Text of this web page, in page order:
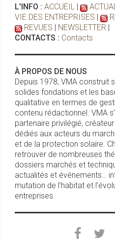
L'INFO : ACCUEIL |
VIE DES ENTREPRISES |
REVUES | NEWSLETTER |
CONTACTS : Contacts
À PROPOS DE NOUS
Depuis 1978, VMA construit
solides fondations et les
qualitative en termes de
contenu rédactionnel. VMA
partenaire privilégié,
dédiés aux acteurs du
et de la protection solaire.
retrouver de nombreuses
dossiers marchés et
actualités et événements…
mutation de l’habitat et
entreprises.